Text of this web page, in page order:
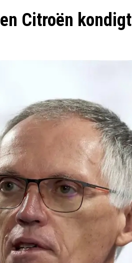
Citroën kondigt